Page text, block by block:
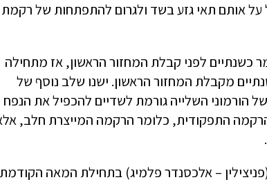
על אותם תאי גזע בשד ולגרום להתפתחות של רקמת
סביב גיל 10.5 בממוצע, כלומר כשנתיים לפני קבלת המחזור הראשון, אז מתחילה
מקבלת המחזור הראשון. ישנו שלב נוסף של
הורמוני השלייה גורמת לשדיים להכפיל את הנפח
התפקודית, כלומר הרקמה המייצרת חלב,
– אלכסנדר פלמיג) בתחילת המאה